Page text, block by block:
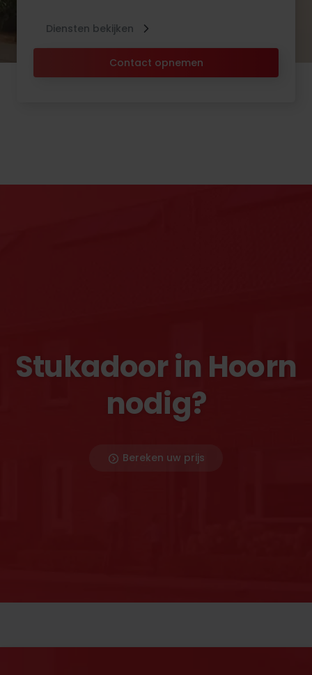
Contact opnemen
Diensten bekijken
Stukadoor in Hoorn
nodig?
Bereken uw prijs